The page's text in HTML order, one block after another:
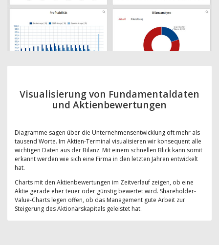
Visualisierung von Fundamentaldaten
und Aktienbewertungen
Diagramme sagen über die Unternehmensentwicklung oft mehr als
tausend Worte. Im Aktien-Terminal visualisieren wir konsequent alle
wichtigen Daten aus der Bilanz. Mit einem schnellen Blick kann somit
erkannt werden wie sich eine Firma in den letzten Jahren entwickelt
hat.
Charts mit den Aktienbewertungen im Zeitverlauf zeigen, ob eine
Aktie gerade eher teuer oder günstig bewertet wird. Shareholder-
Value-Charts legen offen, ob das Management gute Arbeit zur
Steigerung des Aktionärskapitals geleistet hat.